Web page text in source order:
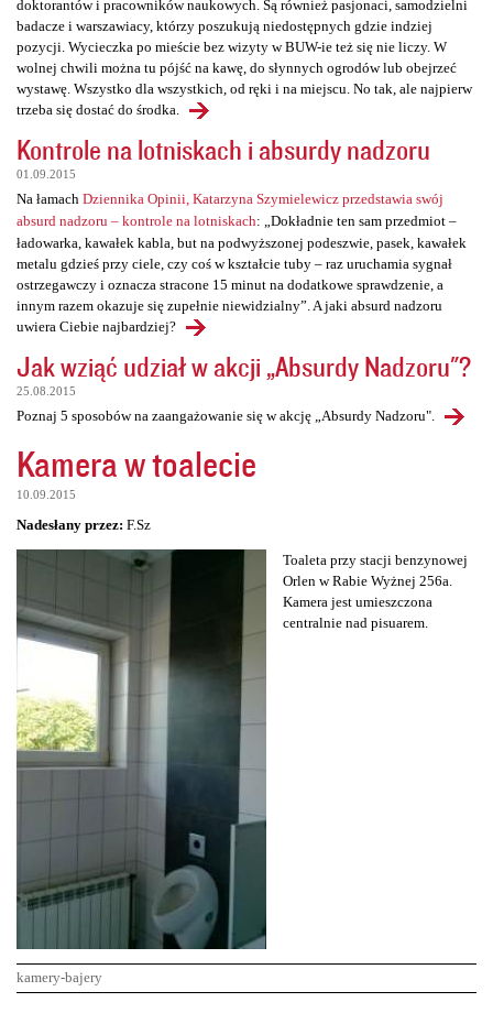
doktorantów i pracowników naukowych. Są również pasjonaci, samodzielni
badacze i warszawiacy, którzy poszukują niedostępnych gdzie indziej
pozycji. Wycieczka po mieście bez wizyty w BUW-ie też się nie liczy. W
wolnej chwili można tu pójść na kawę, do słynnych ogrodów lub obejrzeć
wystawę. Wszystko dla wszystkich, od ręki i na miejscu. No tak, ale najpierw
trzeba się dostać do środka.
Kontrole na lotniskach i absurdy nadzoru
01.09.2015
Na łamach Dziennika Opinii, Katarzyna Szymielewicz przedstawia swój
absurd nadzoru – kontrole na lotniskach: „Dokładnie ten sam przedmiot –
ładowarka, kawałek kabla, but na podwyższonej podeszwie, pasek, kawałek
metalu gdzieś przy ciele, czy coś w kształcie tuby – raz uruchamia sygnał
ostrzegawczy i oznacza stracone 15 minut na dodatkowe sprawdzenie, a
innym razem okazuje się zupełnie niewidzialny”. A jaki absurd nadzoru
uwiera Ciebie najbardziej?
Jak wziąć udział w akcji „Absurdy Nadzoru"?
25.08.2015
Poznaj 5 sposobów na zaangażowanie się w akcję „Absurdy Nadzoru".
Kamera w toalecie
10.09.2015
Nadesłany przez: F.Sz
Toaleta przy stacji benzynowej
Orlen w Rabie Wyżnej 256a.
Kamera jest umieszczona
centralnie nad pisuarem.
kamery-bajery